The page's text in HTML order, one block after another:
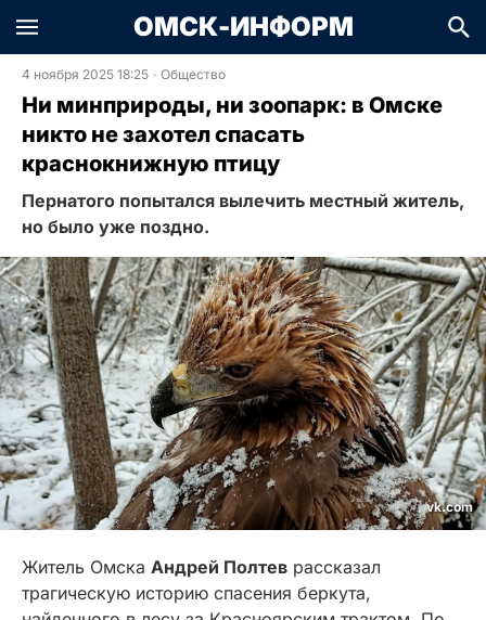
ОМСК-ИНФОРМ
4 ноября 2025 18:25 · Общество
Ни минприроды, ни зоопарк: в Омске
никто не захотел спасать
краснокнижную птицу
Пернатого попытался вылечить местный житель,
но было уже поздно.
vk.com
Житель Омска Андрей Полтев рассказал
трагическую историю спасения беркута,